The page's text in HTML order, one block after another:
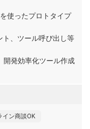
使ったプロトタイプ
ト、ツール呼び出し等
開発効率化ツール作成
イン商談OK